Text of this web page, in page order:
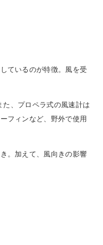
ているのが特徴。風を受
、プロペラ式の風速計は
フィンなど、野外で使用
。加えて、風向きの影響